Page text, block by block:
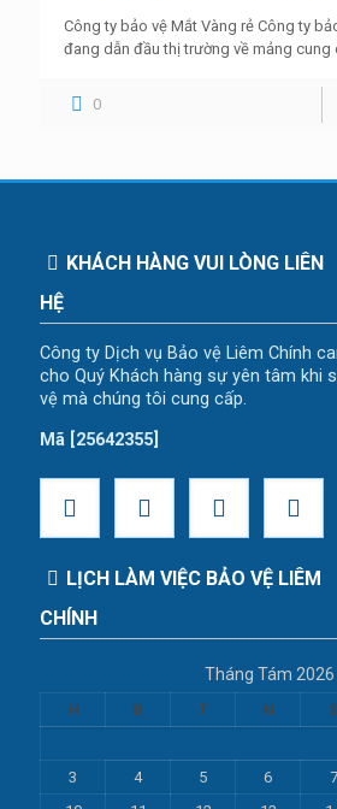
Công ty bảo vệ Mắt Vàng rẻ Công ty
đang dẫn đầu thị trường về mảng cung
0
KHÁCH HÀNG VUI LÒNG LIÊN
HỆ
Công ty Dịch vụ Bảo vệ Liêm Chính
cho Quý Khách hàng sự yên tâm khi
vệ mà chúng tôi cung cấp.
Mã [25642355]
LỊCH LÀM VIỆC BẢO VỆ LIÊM
CHÍNH
Tháng Tám 2026
H B T N S
3
4 5 6 7